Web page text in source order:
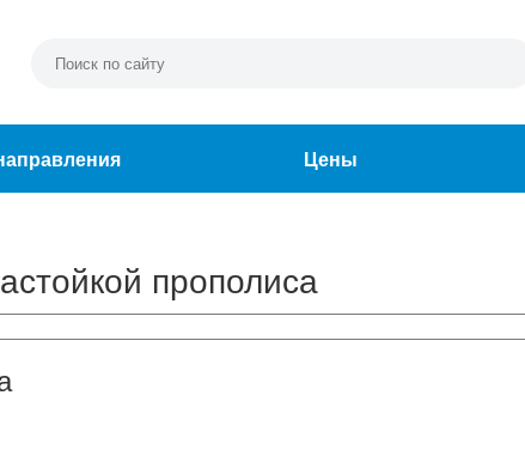
Цены
прополиса